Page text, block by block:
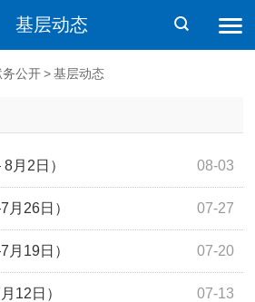
基层动态
务公开 > 基层动态
08-03
月2日）
07-27
26日）
07-20
19日）
07-13
12日）